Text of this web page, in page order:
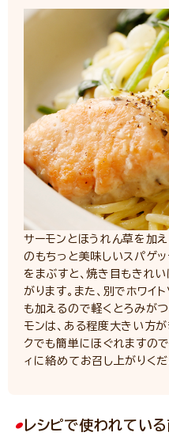
サーモンとほうれん草を加
のもちっと美味しいスパゲ
をまぶすと、焼き目もきれ
がります。また、別でホワイ
も加えるので軽くとろみが
モンは、ある程度大きい方
クでも簡単にほぐれますの
ィに絡めてお召し上がりくだ
レシピで使われてい